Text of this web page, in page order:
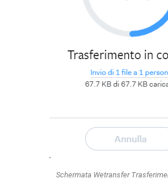
Schermata Wetransfer